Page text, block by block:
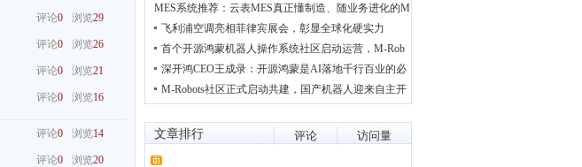
评论0 浏览29
评论0 浏览26
评论0 浏览21
评论0 浏览16
评论0 浏览14
评论0 浏览20
MES系统推荐：云表MES真正懂制造、随业务进化的M
飞利浦空调亮相菲律宾展会，彰显全球化硬实力
首个开源鸿蒙机器人操作系统社区启动运营，M-Rob
深开鸿CEO王成录：开源鸿蒙是AI落地千行百业的必
M-Robots社区正式启动共建，国产机器人迎来自主开
文章排行 评论 访问量